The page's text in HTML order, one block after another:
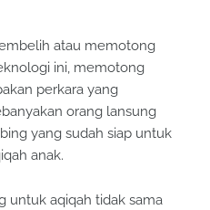
atau memotong
ini, memotong
perkara yang
orang lansung
yang sudah siap untuk
anak.
untuk aqiqah tidak sama